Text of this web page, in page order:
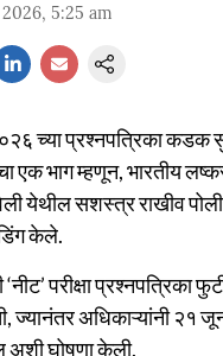
2026, 5:25 am
च्या प्रश्नपत्रिका कडक
एक भाग म्हणून, भारतीय
येथील सशस्त्र राखीव
केले.
परीक्षा प्रश्नपत्रिका
ज्यानंतर अधिकाऱ्यांनी २१
अशी घोषणा केली.